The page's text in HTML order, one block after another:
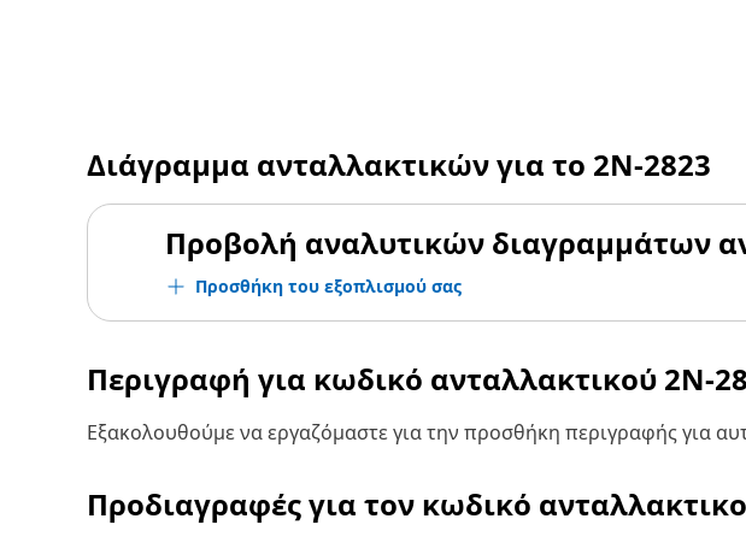
Διάγραμμα ανταλλακτικών για το 2N-2823
Προβολή αναλυτικών διαγραμμάτων
Προσθήκη του εξοπλισμού σας
Περιγραφή για κωδικό ανταλλακτικού 2N-
Εξακολουθούμε να εργαζόμαστε για την προσθήκη περιγραφής για
Προδιαγραφές για τον κωδικό